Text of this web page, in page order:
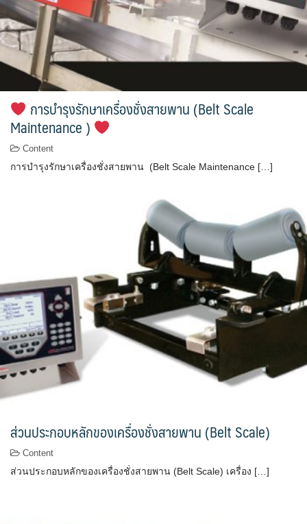
การบำรุงรักษาเครื่องชั่งสายพาน (Belt Scale
Maintenance )
Content
การบำรุงรักษาเครื่องชั่งสายพาน (Belt Scale Maintenance […]
ส่วนประกอบหลักของเครื่องชั่งสายพาน (Belt Scale)
Content
ส่วนประกอบหลักของเครื่องชั่งสายพาน (Belt Scale) เครื่อง […]